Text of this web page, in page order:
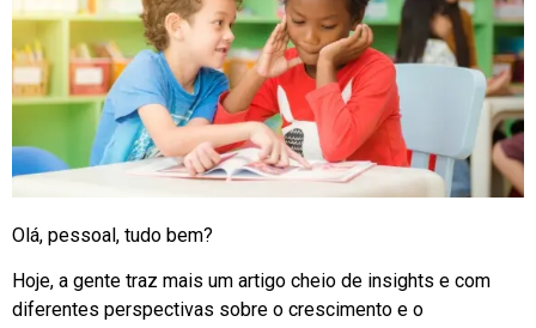
Olá, pessoal, tudo bem?
Hoje, a gente traz mais um artigo cheio de insights e com
diferentes perspectivas sobre o crescimento e o